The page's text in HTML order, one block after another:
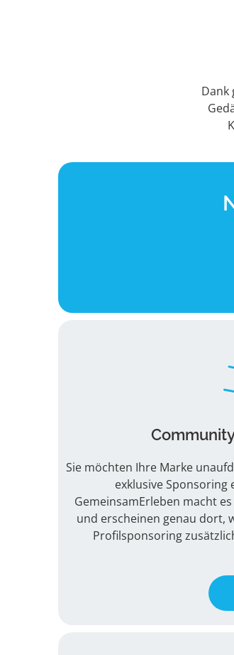
Dank
Sie möchten Ihre Marke
exklusive
GemeinsamErleben macht
und erscheinen genau dort,
Profilsponsoring